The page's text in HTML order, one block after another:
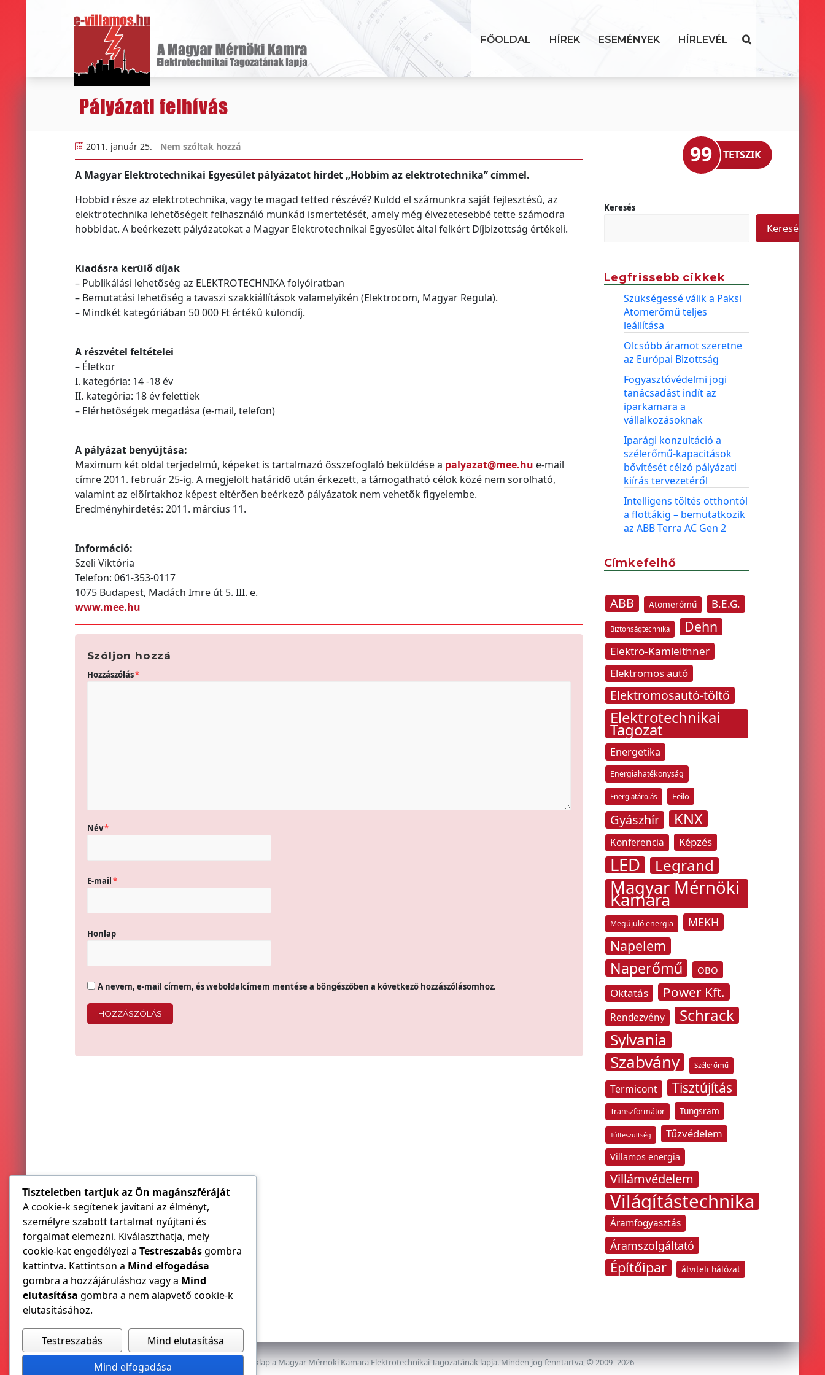
FŐOLDAL HÍREK ESEMÉNYEK HÍRLEVÉL
Pályázati felhívás
2011. január 25. Nem szóltak hozzá
A Magyar Elektrotechnikai Egyesület pályázatot hirdet „Hobbim az elektrotechnika” címmel.
Hobbid része az elektrotechnika, vagy te magad tetted részévé? Küldd el számunkra saját fejlesztésû, az
elektrotechnika lehetõségeit felhasználó munkád ismertetését, amely még élvezetesebbé tette számodra
hobbidat. A beérkezett pályázatokat a Magyar Elektrotechnikai Egyesület által felkért Díjbizottság értékeli.
Kiadásra kerülõ díjak
– Publikálási lehetõség az ELEKTROTECHNIKA folyóiratban
– Bemutatási lehetõség a tavaszi szakkiállítások valamelyikén (Elektrocom, Magyar Regula).
– Mindkét kategóriában 50 000 Ft értékû különdíj.
A részvétel feltételei
– Életkor
I. kategória: 14 -18 év
II. kategória: 18 év felettiek
– Elérhetõségek megadása (e-mail, telefon)
A pályázat benyújtása:
Maximum két oldal terjedelmû, képeket is tartalmazó összefoglaló beküldése a palyazat@mee.hu e-mail
címre 2011. február 25-ig. A megjelölt határidõ után érkezett, a támogatható célok közé nem sorolható,
valamint az elõírtakhoz képest eltérõen beérkezõ pályázatok nem vehetõk figyelembe.
Eredményhirdetés: 2011. március 11.
Információ:
Szeli Viktória
Telefon: 061-353-0117
1075 Budapest, Madách Imre út 5. III. e.
www.mee.hu
Szóljon hozzá
Hozzászólás*
Név*
E-mail*
Honlap
A nevem, e-mail címem, és weboldalcímem mentése a böngészőben a következő hozzászólásomhoz.
99 TETSZIK
Keresés
Keresés
Legfrissebb cikkek
Szükségessé válik a Paksi
Atomerőmű teljes
leállítása
Olcsóbb áramot szeretne
az Európai Bizottság
Fogyasztóvédelmi jogi
tanácsadást indít az
iparkamara a
vállalkozásoknak
Iparági konzultáció a
szélerőmű-kapacitások
bővítését célzó pályázati
kiírás tervezetéről
Intelligens töltés otthontól
a flottákig – bemutatkozik
az ABB Terra AC Gen 2
Címkefelhő
ABB Atomerőmű B.E.G.
Biztonságtechnika Dehn
Elektro-Kamleithner
Elektromos autó
Elektromosautó-töltő
Elektrotechnikai
Tagozat
Energetika
Energiahatékonyság
Energiatárolás Feilo
Gyászhír KNX
Konferencia Képzés
LED Legrand
Magyar Mérnöki
Kamara
Megújuló energia MEKH
Napelem
Naperőmű OBO
Oktatás Power Kft.
Rendezvény
Schrack
Sylvania
Szabvány Szélerőmű
Termicont Tisztújítás
Transzformátor Tungsram
Túlfeszültség Tűzvédelem
Villamos energia
Villámvédelem
Világítástechnika
Áramfogyasztás
Áramszolgáltató
Építőipar átviteli hálózat
Az E-VILLAMOS szaklap a Magyar Mérnöki Kamara Elektrotechnikai Tagozatának lapja. Minden jog fenntartva, © 2009–2026
Tiszteletben tartjuk az Ön magánszféráját
A cookie-k segítenek javítani az élményt,
személyre szabott tartalmat nyújtani és
forgalmat elemezni. Kiválaszthatja, mely
cookie-kat engedélyezi a Testreszabásgombra
kattintva. Kattintson a Mind elfogadása
gombra a hozzájáruláshoz vagy a Mind
elutasítása gombra a nem alapvető cookie-k
elutasításához.
Testreszabás
Mind elutasítása
Mind elfogadása